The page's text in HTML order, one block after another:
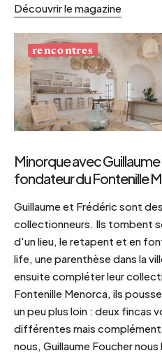
Découvrir le magazine
rencontres
Minorque avec
fondateur du Fontenille
Guillaume et Frédéric sont des
collectionneurs. Ils tombent
d'un lieu, le retapent et en
life, une parenthèse dans la
ensuite compléter leur
Fontenille Menorca, ils
un peu plus loin : deux fincas
différentes mais
nous, Guillaume Foucher nous